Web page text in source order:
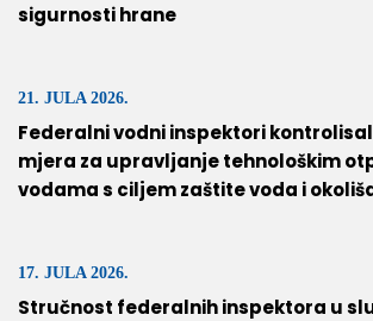
sigurnosti hrane
21. JULA 2026.
Federalni vodni inspektori
mjera za upravljanje tehnološkim
vodama s ciljem zaštite voda i
17. JULA 2026.
Stručnost federalnih inspektora u